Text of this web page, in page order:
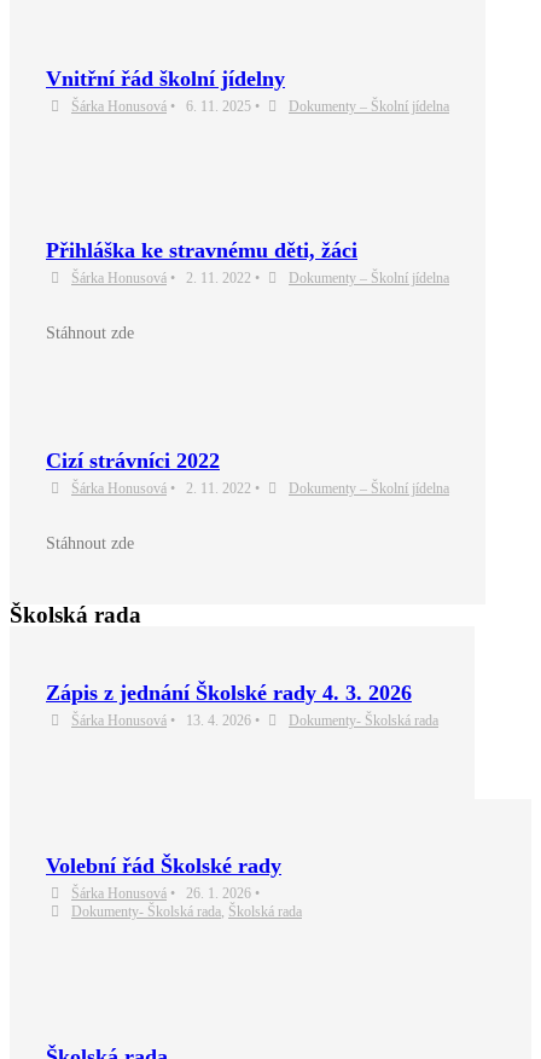
Vnitřní řád školní jídelny
Šárka Honusová • 6. 11. 2025 • Dokumenty – Školní jídelna
Přihláška ke stravnému děti, žáci
Šárka Honusová • 2. 11. 2022 • Dokumenty – Školní jídelna
Stáhnout zde
Cizí strávníci 2022
Šárka Honusová • 2. 11. 2022 • Dokumenty – Školní jídelna
Stáhnout zde
Školská rada
Zápis z jednání Školské rady 4. 3. 2026
Šárka Honusová • 13. 4. 2026 • Dokumenty- Školská rada
Volební řád Školské rady
Šárka Honusová • 26. 1. 2026 •
Dokumenty- Školská rada, Školská rada